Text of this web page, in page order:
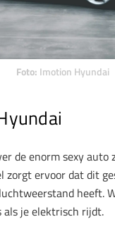
Foto: Imotion Hyundai
de enorm sexy auto
zorgt ervoor dat dit
heeft.
als je elektrisch rijdt.